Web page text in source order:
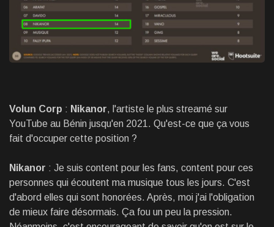
Volun Corp : Nikanor, l'artiste le plus streamé sur
YouTube au Bénin jusqu'en 2021. Qu'est-ce que ça vous
fait d'occuper cette position ?
Nikanor : Je suis content pour les fans, content pour ces
personnes qui écoutent ma musique tous les jours. C'est
d'abord elles qui sont honorées. Après, moi j'ai l'obligation
de mieux faire désormais. Ça fou un peu la pression.